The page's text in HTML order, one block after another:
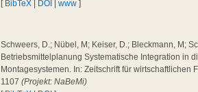
[ BibTeX DOI |www ]
Schweers, D.; Nübel, M; Keiser, D.; Bleckmann, M;
Betriebsmittelplanung Systematische Integration in
Montagesystemen. In: Zeitschrift für
1107(Projekt: NaBeMi)